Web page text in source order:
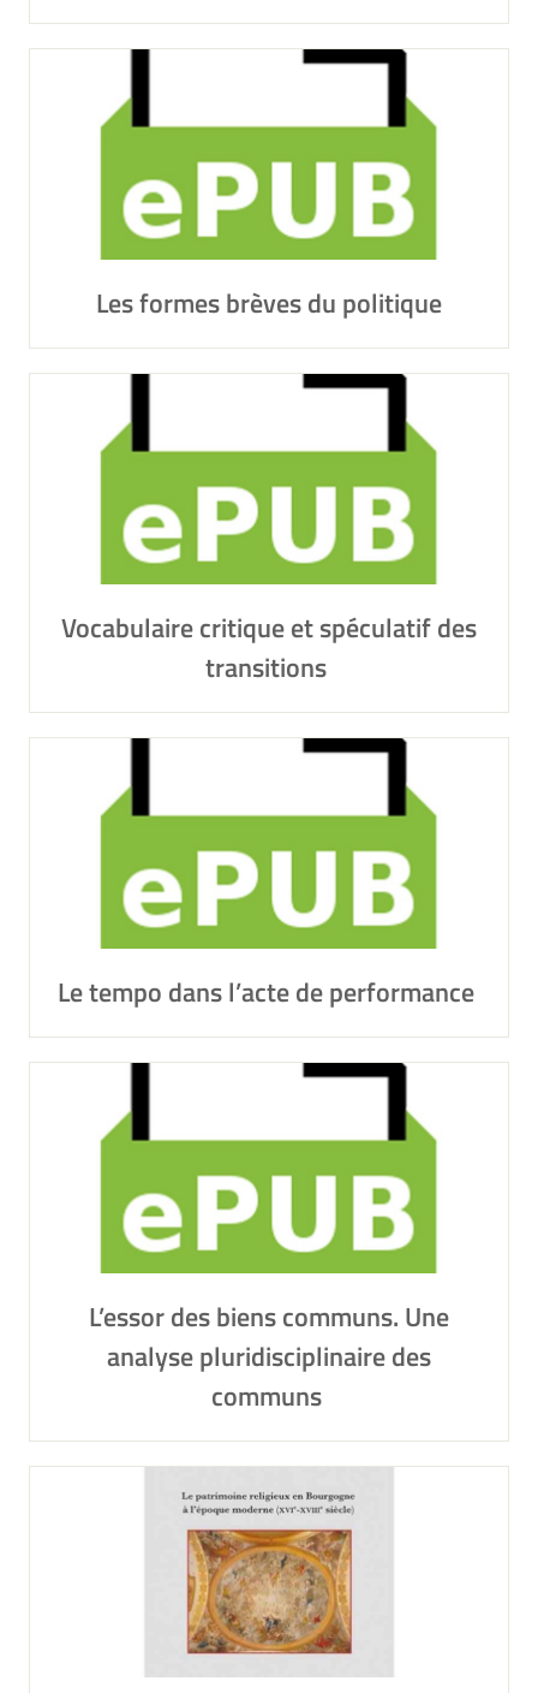
Les formes brèves du politique
Vocabulaire critique et spéculatif des
transitions
Le tempo dans l’acte de performance
L’essor des biens communs. Une
analyse pluridisciplinaire des
communs